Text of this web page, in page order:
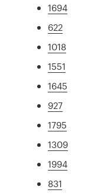
1694
622
1018
1551
1645
927
1795
1309
1994
831